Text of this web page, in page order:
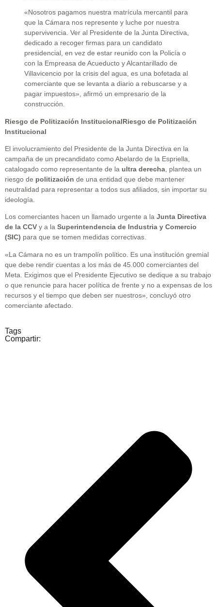
«Nosotros pagamos nuestra matrícula mercantil para
que la Cámara nos represente y luche por nuestra
supervivencia. Ver al Presidente de la Junta Directiva,
dedicado a recoger firmas para un candidato
presidencial, en vez de estar reunido con la Policía o
con la Empreasa de Acueducto y Alcantarillado de
Villavicencio por la crisis del agua, es una bofetada al
comerciante que se levanta a diario a rebuscarse y a
pagar impuestos», afirmó un empresario de la
construcción.
Riesgo de Politización InstitucionalRiesgo de Politización
Institucional
El involucramiento del Presidente de la Junta Directiva en la
campaña de un precandidato como Abelardo de la Espriella,
catalogado como representante de la ultra derecha , plantea un
riesgo de politización de una entidad que debe mantener
neutralidad para representar a todos sus afiliados, sin importar su
ideología.
Los comerciantes hacen un llamado urgente a la Junta Directiva
de la CCV y a la Superintendencia de Industria y Comercio
(SIC) para que se tomen medidas correctivas.
«La Cámara no es un trampolín político. Es una institución gremial
que debe rendir cuentas a los más de 45.000 comerciantes del
Meta. Exigimos que el Presidente Ejecutivo se dedique a su trabajo
o que renuncie para hacer política de frente y no a expensas de los
recursos y el tiempo que deben ser nuestros», concluyó otro
comerciante afectado.
Tags
Compartir: